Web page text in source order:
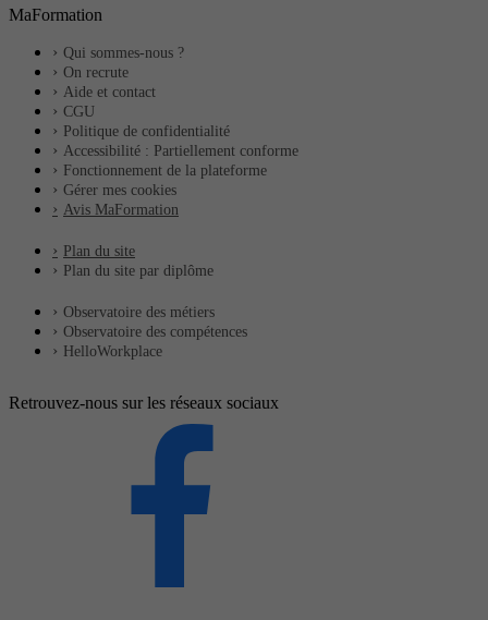
MaFormation
Qui sommes-nous ?
On recrute
Aide et contact
CGU
Politique de confidentialité
Accessibilité : Partiellement conforme
Fonctionnement de la plateforme
Gérer mes cookies
Avis MaFormation
Plan du site
Plan du site par diplôme
Observatoire des métiers
Observatoire des compétences
HelloWorkplace
Retrouvez-nous sur les réseaux sociaux